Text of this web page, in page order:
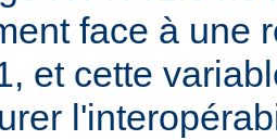
face à une
et cette